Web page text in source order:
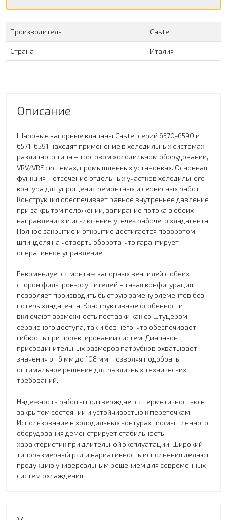
Производитель Сastel
Страна Италия
Описание
Шаровые запорные клапаны Castel серий 6570-6590 и
6571-6591 находят применение в холодильных системах
различного типа – торговом холодильном оборудовании,
VRV/VRF системах, промышленных установках. Основная
функция – отсечение отдельных участков холодильного
контура для упрощения ремонтных и сервисных работ.
Конструкция обеспечивает равное внутреннее давление
при закрытом положении, запирание потока в обоих
направлениях и исключение утечек рабочего хладагента.
Полное закрытие и открытие достигается поворотом
шпинделя на четверть оборота, что гарантирует
оперативное управление.
Рекомендуется монтаж запорных вентилей с обеих
сторон фильтров-осушителей – такая конфигурация
позволяет производить быструю замену элементов без
потерь хладагента. Конструктивные особенности
включают возможность поставки как со штуцером
сервисного доступа, так и без него, что обеспечивает
гибкость при проектировании систем. Диапазон
присоединительных размеров патрубков охватывает
значения от 6 мм до 108 мм, позволяя подобрать
оптимальное решение для различных технических
требований.
Надежность работы подтверждается герметичностью в
закрытом состоянии и устойчивостью к перетечкам.
Использование в холодильных контурах промышленного
оборудования демонстрирует стабильность
характеристик при длительной эксплуатации. Широкий
типоразмерный ряд и вариативность исполнения делают
продукцию универсальным решением для современных
систем охлаждения.